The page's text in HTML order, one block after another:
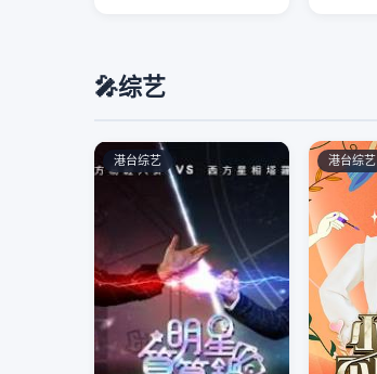
🎤综艺
港台综艺 港台综艺